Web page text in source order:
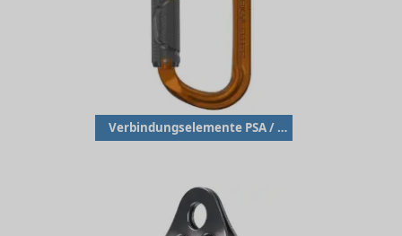
Verbindungselemente PSA / Karabiner